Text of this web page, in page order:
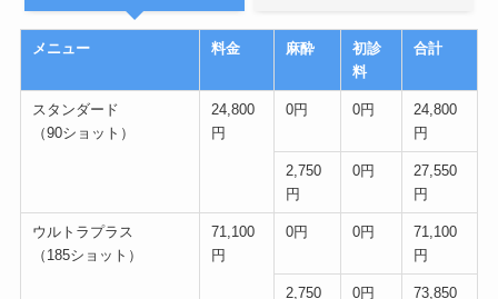
メニュー 料金 麻酔
初診
料
合計
スタンダード
（90ショット）
24,800
円
0円 0円
24,800
円
2,750
円
0円
27,550
円
ウルトラプラス
（185ショット）
71,100
円
0円 0円
71,100
円
2,750 0円 73,850